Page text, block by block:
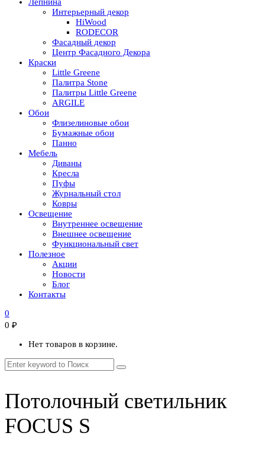
Интерьерный декор
HiWood
RODECOR
Фасадный декор
Центр Фасадного Декора
Краски
Little Greene
Палитра Stone
Палитры Little Greene
ARGILE
Обои
Флизелиновые обои
Бумажные обои
Панно
Мебель
Диваны
Кресла
Пуфы
Журнальный стол
Ковры
Освещение
Внутреннее освещение
Внешнее освещение
Функциональный свет
Полезное
Акции
Новости
Блог
Контакты
0
0 ₽
Нет товаров в корзине.
Потолочный светильник
FOCUS S